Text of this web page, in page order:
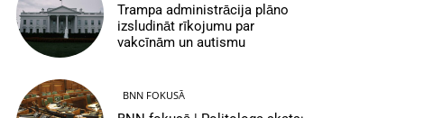
Trampa administrācija plāno
izsludināt rīkojumu par
vakcīnām un autismu
BNN FOKUSĀ